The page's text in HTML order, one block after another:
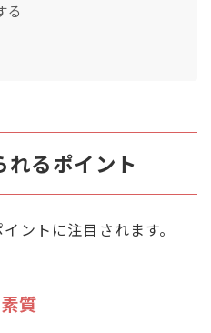
る
るポイント
ントに注目されます。
質